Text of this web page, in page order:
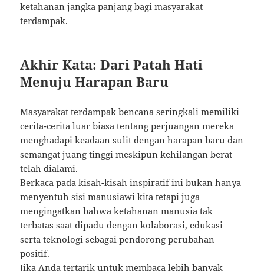
ketahanan jangka panjang bagi masyarakat
terdampak.
Akhir Kata: Dari Patah Hati
Menuju Harapan Baru
Masyarakat terdampak bencana seringkali memiliki
cerita-cerita luar biasa tentang perjuangan mereka
menghadapi keadaan sulit dengan harapan baru dan
semangat juang tinggi meskipun kehilangan berat
telah dialami.
Berkaca pada kisah-kisah inspiratif ini bukan hanya
menyentuh sisi manusiawi kita tetapi juga
mengingatkan bahwa ketahanan manusia tak
terbatas saat dipadu dengan kolaborasi, edukasi
serta teknologi sebagai pendorong perubahan
positif.
Jika Anda tertarik untuk membaca lebih banyak